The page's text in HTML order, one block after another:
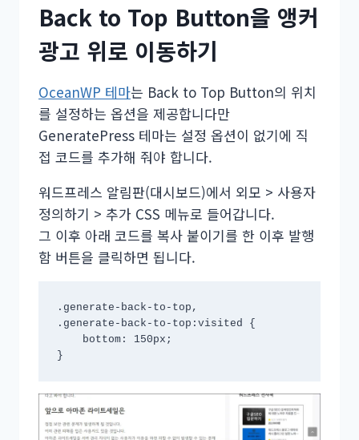
Back to Top Button을 앵커
광고 위로 이동하기
OceanWP 테마는 Back to Top Button의 위치
를 설정하는 옵션을 제공합니다만
GeneratePress 테마는 설정 옵션이 없기에 직
접 코드를 추가해 줘야 합니다.
워드프레스 알림판(대시보드)에서 외모 > 사용자
정의하기 > 추가 CSS 메뉴로 들어갑니다.
그 이후 아래 코드를 복사 붙이기를 한 이후 발행
함 버튼을 클릭하면 됩니다.
.generate-back-to-top,
.generate-back-to-top:visited {
}